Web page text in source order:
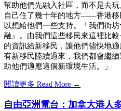
幫助他們先融入社區，而不是去
自己住了幾十年的地方——香港移
以想給他們一些支持。「我們街
融』。由我們這些移民來這裡比
的資訊給新移民，讓他們儘快地
有新移民陸續過來，我們都會繼
助他們適應這個新環境生活。」
閱讀更多 Read More →
自由亞洲電台：加拿大港人